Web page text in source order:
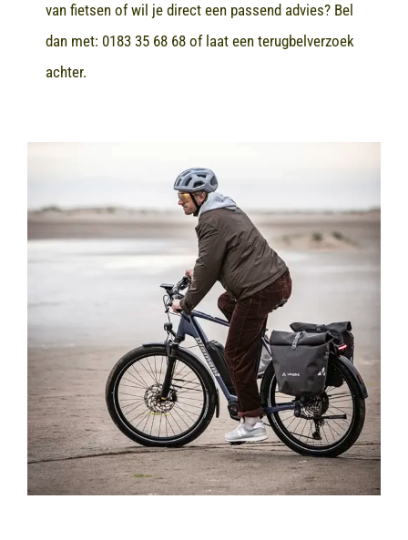
van fietsen of wil je direct een passend advies? Bel
dan met: 0183 35 68 68of laat een terugbelverzoek
achter.